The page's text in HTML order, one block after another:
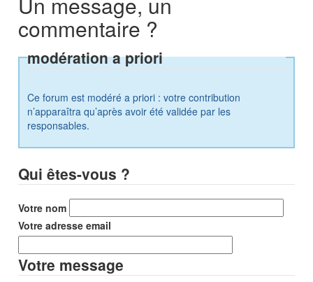
commentaire ?
modération a priori
Ce forum est modéré a priori : votre contribution
n’apparaîtra qu’après avoir été validée par les
responsables.
Qui êtes-vous ?
Votre nom
Votre adresse email
Votre message